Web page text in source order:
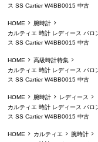
ス SS Cartier W4BB0015 中古
HOME
腕時計
カルティエ 時計 レディース バ
ス SS Cartier W4BB0015 中古
HOME
高級時計特集
カルティエ 時計 レディース バ
ス SS Cartier W4BB0015 中古
HOME 腕時計
レディース
カルティエ 時計 レディース バ
ス SS Cartier W4BB0015 中古
HOME カルティエ
腕時計